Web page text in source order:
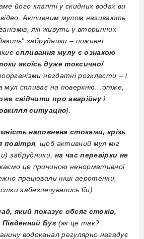
його клапті у скидних водах ви
Активним мулом називають
які живуть у вторинних
забрудники – поживні
спливання мулу є ознакою
якоїсь дуже токсичної
нездатні розкласти – і
мул спливає на поверхню…отже,
свідчити про аварійну і
ситуацію).
наповнена стоками, крізь
повітря , щоб активний мул міг
забрудники, на час перевірки не
це причиною ненормативної
працювали інші аеротенки,
забезпечувались би).
який показує обсяг стоків,
Буг (як це так?
водоканал регулярно нагадує